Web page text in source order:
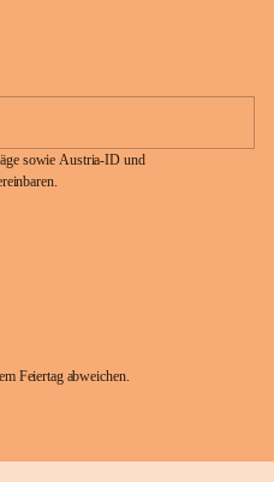
sowie Austria-ID und
Feiertag abweichen.